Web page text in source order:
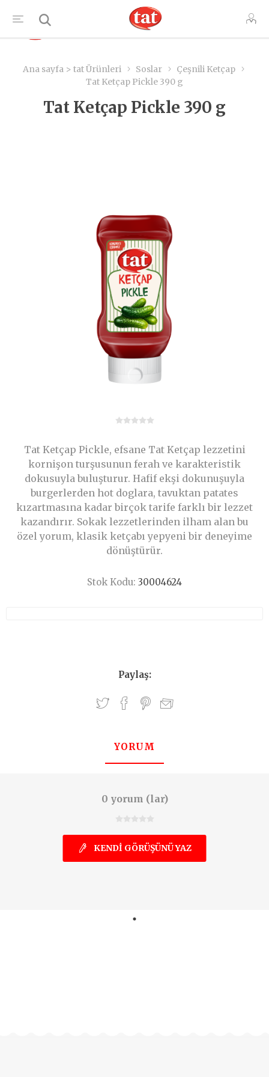
Ana sayfa > tat Ürünleri Soslar
Çeşnili Ketçap
Tat Ketçap Pickle 390 g
Tat Ketçap Pickle 390 g
Tat Ketçap Pickle, efsane Tat Ketçap lezzetini
kornişon turşusunun ferah ve karakteristik
dokusuyla buluşturur. Hafif ekşi dokunuşuyla
burgerlerden hot doglara, tavuktan patates
kızartmasına kadar birçok tarife farklı bir lezzet
kazandırır. Sokak lezzetlerinden ilham alan bu
özel yorum, klasik ketçabı yepyeni bir deneyime
dönüştürür.
Stok Kodu: 30004624
Paylaş:
YORUM
0 yorum (lar)
KENDI GÖRÜŞÜNÜ YAZ